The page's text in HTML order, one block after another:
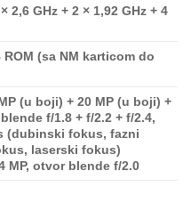
2,6 GHz + 2 × 1,92 GHz + 4
ROM (sa NM karticom do
(u boji) + 20 MP (u boji) +
f/1.8 + f/2.2 + f/2.4,
(dubinski fokus, fazni
laserski fokus)
MP, otvor blende f/2.0